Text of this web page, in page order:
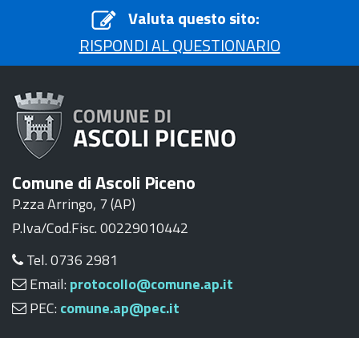
Valuta questo sito:
RISPONDI AL QUESTIONARIO
Comune di Ascoli Piceno
P.zza Arringo, 7 (AP)
P.Iva/Cod.Fisc. 00229010442
Tel. 0736 2981
Email: protocollo@comune.ap.it
PEC: comune.ap@pec.it